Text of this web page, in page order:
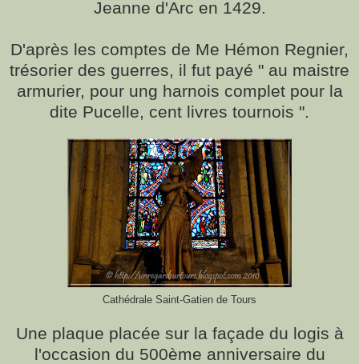
Jeanne d'Arc en 1429.
D'après les comptes de Me Hémon Regnier,
trésorier des guerres, il fut payé " au maistre
armurier, pour ung harnois complet pour la
dite Pucelle, cent livres tournois ".
Cathédrale Saint-Gatien de Tours
Une plaque placée sur la façade du logis à
l'occasion du 500ème anniversaire du